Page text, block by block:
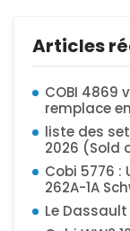
Articles
COBI 4869
remplace
liste des
2026 (Sold
Cobi 5776 :
262A-1A
Le